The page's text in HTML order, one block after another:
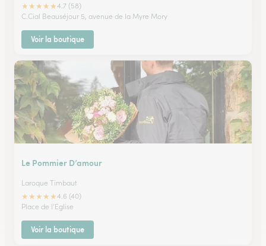
★★★★★4.7 (58)
C.Cial Beauséjour 5, avenue de la Myre Mory
Voir la boutique
Le Pommier D’amour
Laroque Timbaut
★★★★★4.6 (40)
Place de l'Eglise
Voir la boutique